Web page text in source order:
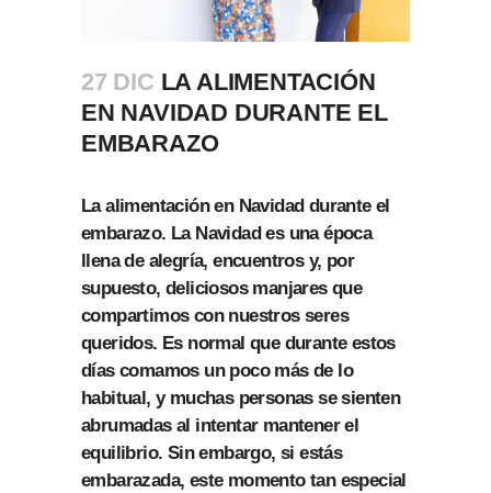
27 DIC LA ALIMENTACIÓN
EN NAVIDAD DURANTE EL
EMBARAZO
La alimentación en Navidad durante el
embarazo. La Navidad es una época
llena de alegría, encuentros y, por
supuesto, deliciosos manjares que
compartimos con nuestros seres
queridos. Es normal que durante estos
días comamos un poco más de lo
habitual, y muchas personas se sienten
abrumadas al intentar mantener el
equilibrio. Sin embargo, si estás
embarazada, este momento tan especial